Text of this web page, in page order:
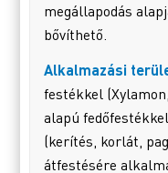
megállapodás
bővíthető.
Alkalmazási
festékkel
alapú
(kerítés, korlát,
átfestésére